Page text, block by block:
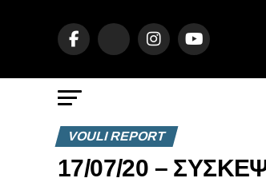
VOULI REPORT
17/07/20 –